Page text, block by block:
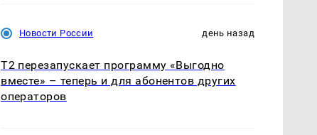
Новости России день назад
Т2 перезапускает программу «Выгодно
вместе» – теперь и для абонентов других
операторов